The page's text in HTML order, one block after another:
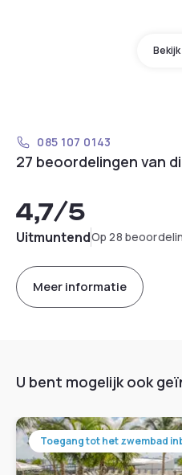
085 107 0143
27 beoordelingen van
4,7/5
UitmuntendOp 28
Meer informatie
U bent mogelijk ook
Toegang tot het zwembad